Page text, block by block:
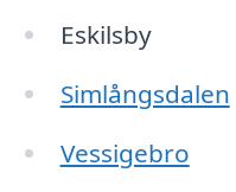
Eskilsby
Simlångsdalen
Vessigebro